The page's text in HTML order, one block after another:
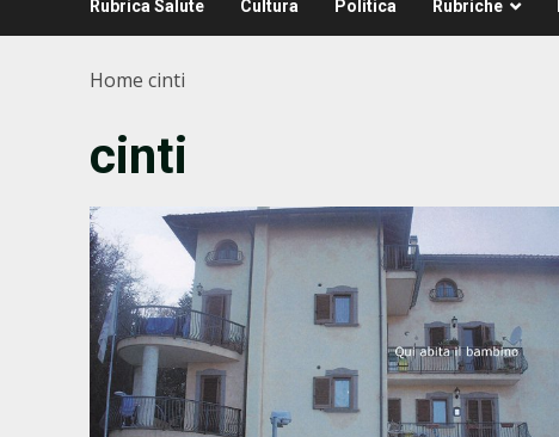
Rubrica Salute Cultura Politica Rubriche
Home cinti
cinti